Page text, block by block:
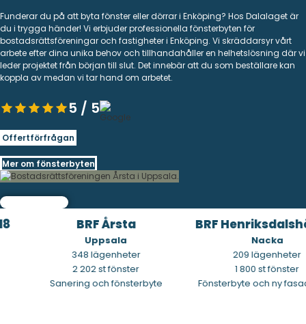
Funderar du på att byta fönster eller dörrar i Enköping? Hos Dalalaget är
du i trygga händer! Vi erbjuder professionella fönsterbyten för
bostadsrättsföreningar och fastigheter i Enköping. Vi skräddarsyr vårt
arbete efter dina unika behov och tillhandahåller en helhetslösning där vi
leder projektet från början till slut. Det innebär att du som beställare kan
koppla av medan vi tar hand om arbetet.
5 / 5
Offertförfrågan
Mer om fönsterbyten
BRF Årsta
Uppsala
348 lägenheter
2 202 st fönster
Sanering och fönsterbyte
BRF
Nacka
209 lägenheter
1 800 st fönster
Fönsterbyte och ny